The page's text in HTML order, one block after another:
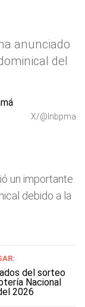
anunciado
del
X/@lnbpma
un importante
debido a la
del sorteo
Nacional
2026